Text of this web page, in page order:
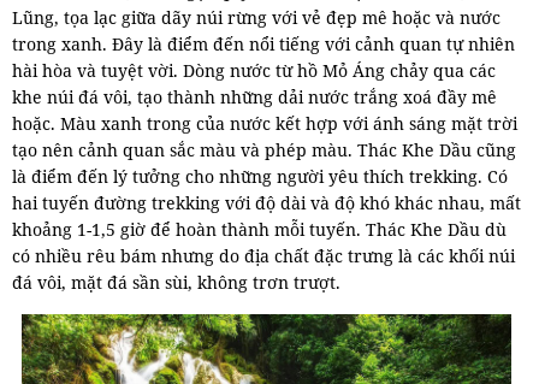
Lũng, tọa lạc giữa dãy núi rừng với vẻ đẹp mê hoặc và nước
trong xanh. Đây là điểm đến nổi tiếng với cảnh quan tự nhiên
hài hòa và tuyệt vời. Dòng nước từ hồ Mỏ Áng chảy qua các
khe núi đá vôi, tạo thành những dải nước trắng xoá đầy mê
hoặc. Màu xanh trong của nước kết hợp với ánh sáng mặt trời
tạo nên cảnh quan sắc màu và phép màu. Thác Khe Dầu cũng
là điểm đến lý tưởng cho những người yêu thích trekking. Có
hai tuyến đường trekking với độ dài và độ khó khác nhau, mất
khoảng 1-1,5 giờ để hoàn thành mỗi tuyến. Thác Khe Dầu dù
có nhiều rêu bám nhưng do địa chất đặc trưng là các khối núi
đá vôi, mặt đá sần sùi, không trơn trượt.